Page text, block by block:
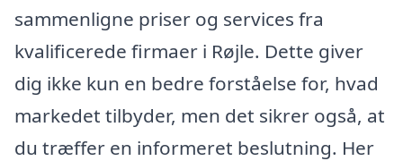
sammenligne priser og services fra
kvalificerede firmaer i Røjle. Dette giver
dig ikke kun en bedre forståelse for, hvad
markedet tilbyder, men det sikrer også, at
du træffer en informeret beslutning. Her